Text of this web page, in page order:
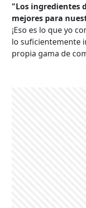
"Los ingredientes
mejores para
¡Eso es lo que yo
lo suficientemente
propia gama de